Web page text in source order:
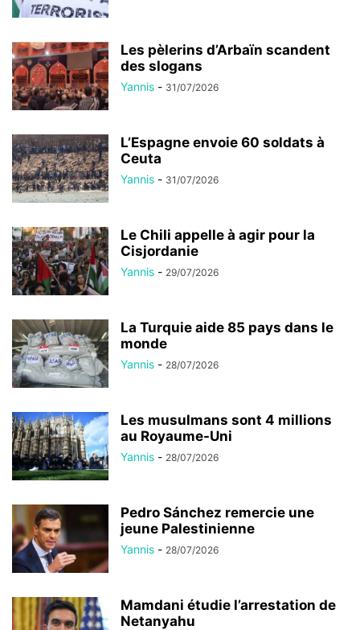
Les pèlerins d’Arbaïn scandent
des slogans
Yannis - 31/07/2026
L’Espagne envoie 60 soldats à
Ceuta
Yannis - 31/07/2026
Le Chili appelle à agir pour la
Cisjordanie
Yannis - 29/07/2026
La Turquie aide 85 pays dans le
monde
Yannis - 28/07/2026
Les musulmans sont 4 millions
au Royaume-Uni
Yannis - 28/07/2026
Pedro Sánchez remercie une
jeune Palestinienne
Yannis - 28/07/2026
Mamdani étudie l’arrestation de
Netanyahu